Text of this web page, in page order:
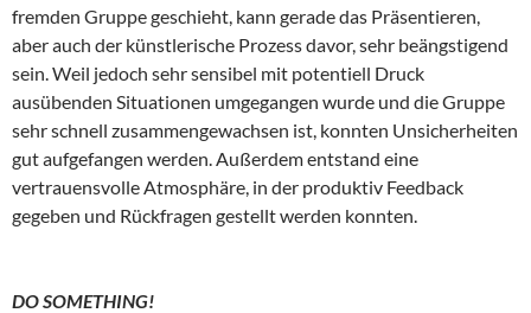
fremden Gruppe geschieht, kann gerade das Präsentieren,
aber auch der künstlerische Prozess davor, sehr beängstigend
sein. Weil jedoch sehr sensibel mit potentiell Druck
ausübenden Situationen umgegangen wurde und die Gruppe
sehr schnell zusammengewachsen ist, konnten Unsicherheiten
gut aufgefangen werden. Außerdem entstand eine
vertrauensvolle Atmosphäre, in der produktiv Feedback
gegeben und Rückfragen gestellt werden konnten.
DO SOMETHING!